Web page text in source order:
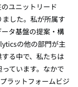
ユニットリード
ました。私が所属す
タ基盤の提案・構
の他の部門が主
る中で、私たちは
ています。 なかで
ラットフォームビジ